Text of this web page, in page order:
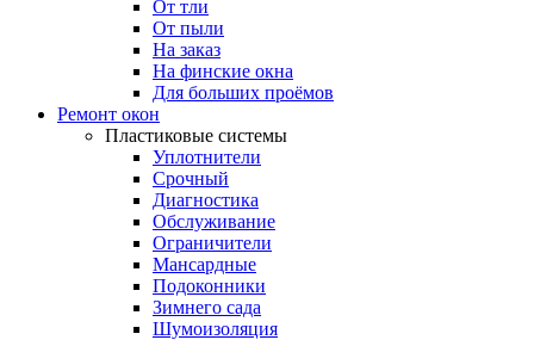
От тли
От пыли
На заказ
На финские окна
Для больших проёмов
Ремонт окон
Пластиковые системы
Уплотнители
Срочный
Диагностика
Обслуживание
Ограничители
Мансардные
Подоконники
Зимнего сада
Шумоизоляция